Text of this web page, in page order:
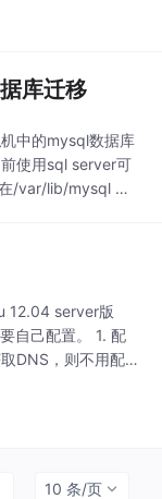
进行中文分词，例
库迁移
中的mysql数据库
使用sql server可
/var/lib/mysql 目
12.04 server版
自己配置。 1. 配
DNS，则不用配
息放在/etc/n
10 条/页